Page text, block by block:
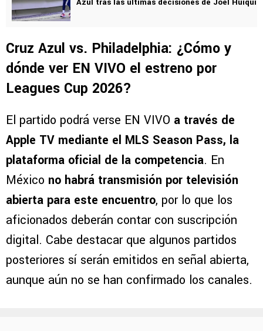
Cruz Azul vs. Philadelphia: ¿Cómo y
dónde ver EN VIVO el estreno por
Leagues Cup 2026?
El partido podrá verse EN VIVO a través de
Apple TV mediante el MLS Season Pass, la
plataforma oficial de la competencia. En
México no habrá transmisión por televisión
abierta para este encuentro, por lo que los
aficionados deberán contar con suscripción
digital. Cabe destacar que algunos partidos
posteriores sí serán emitidos en señal abierta,
aunque aún no se han confirmado los canales.